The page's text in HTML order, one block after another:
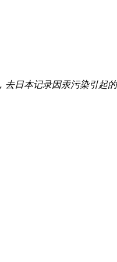
去日本记录因汞污染引起